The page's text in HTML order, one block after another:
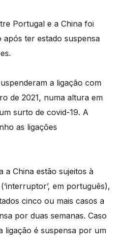
Portugal e a China foi
após ter estado suspensa
a ligação com
de 2021, numa altura em
surto de covid-19. A
as ligações
a China estão sujeitos à
em português),
cinco ou mais casos a
por duas semanas. Caso
ligação é suspensa por um